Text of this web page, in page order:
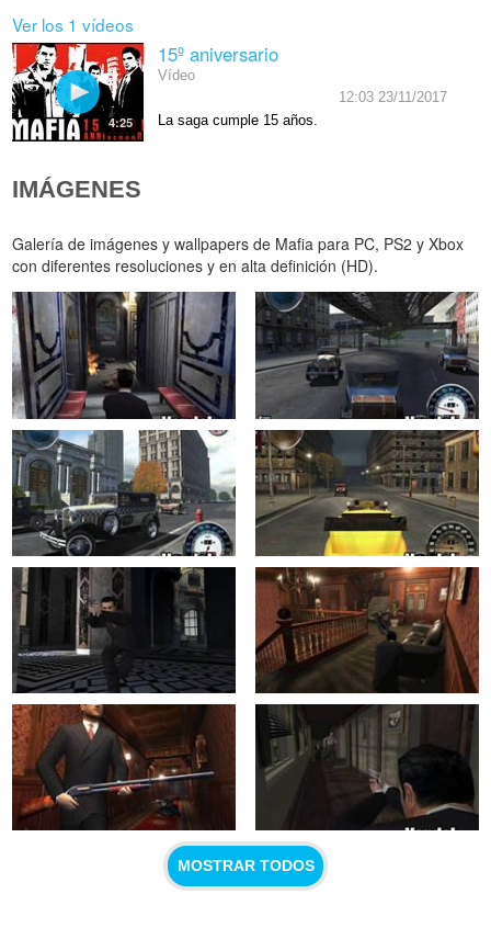
Ver los 1 vídeos
4:25
15º aniversario
Vídeo
12:03 23/11/2017
La saga cumple 15 años.
IMÁGENES
Galería de imágenes y wallpapers de Mafia para PC, PS2 y Xbox
con diferentes resoluciones y en alta definición (HD).
MOSTRAR TODOS